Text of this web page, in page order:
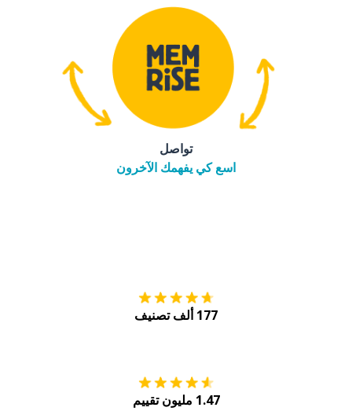
تواصل
اسع كي يفهمك الآخرون
177 ألف تصنيف
1.47 مليون تقييم